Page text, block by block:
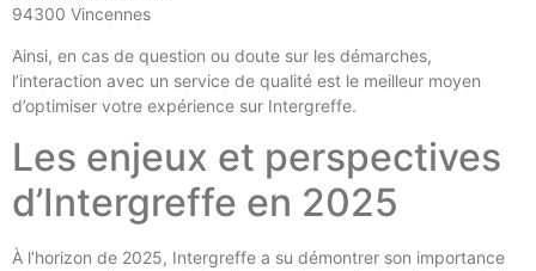
94300 Vincennes
Ainsi, en cas de question ou doute sur les démarches,
l’interaction avec un service de qualité est le meilleur moyen
d’optimiser votre expérience sur Intergreffe.
Les enjeux et perspectives
d’Intergreffe en 2025
À l’horizon de 2025, Intergreffe a su démontrer son importance